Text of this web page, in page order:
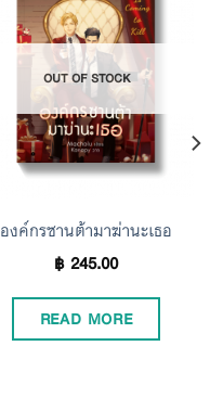
Add to
OUT OF STOCK
องค์กรซานต้ามาฆ่านะเธอ
฿245.00
READ MORE